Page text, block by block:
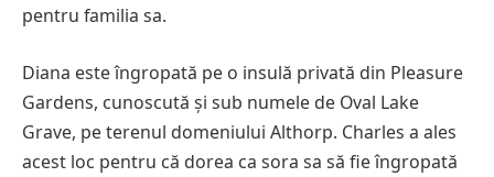
pentru familia sa.
Diana este îngropată pe o insulă privată din Pleasure
Gardens, cunoscută și sub numele de Oval Lake
Grave, pe terenul domeniului Althorp. Charles a ales
acest loc pentru că dorea ca sora sa să fie îngropată